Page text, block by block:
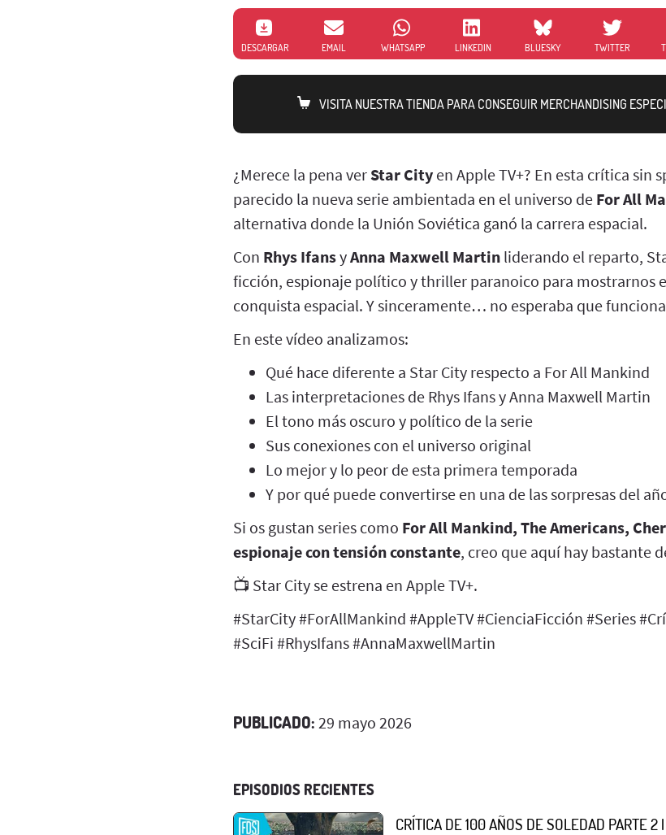
DESCARGAR EMAIL WHATSAPP LINKEDIN BLUESKY TWITTER
VISITA NUESTRA TIENDA PARA CONSEGUIR MERCHANDISING
¿Merece la pena ver Star City en Apple TV+? En esta crítica sin
parecido la nueva serie ambientada en el universo de For All
alternativa donde la Unión Soviética ganó la carrera espacial.
Con Rhys IfansyAnna Maxwell Martin liderando el reparto,
ficción, espionaje político y thriller paranoico para mostrarnos
conquista espacial. Y sinceramente… no esperaba que
En este vídeo analizamos:
Qué hace diferente a Star City respecto a For All Mankind
Las interpretaciones de Rhys Ifans y Anna Maxwell Martin
El tono más oscuro y político de la serie
Sus conexiones con el universo original
Lo mejor y lo peor de esta primera temporada
Y por qué puede convertirse en una de las sorpresas del
Si os gustan series como For All Mankind, The Americans,
espionaje con tensión constante, creo que aquí hay bastante
📺 Star City se estrena en Apple TV+.
#StarCity #ForAllMankind #AppleTV #CienciaFicción #Series
#SciFi #RhysIfans #AnnaMaxwellMartin
PUBLICADO: 29 mayo 2026
EPISODIOS RECIENTES
CRÍTICA DE 100 AÑOS DE SOLEDAD PARTE 2